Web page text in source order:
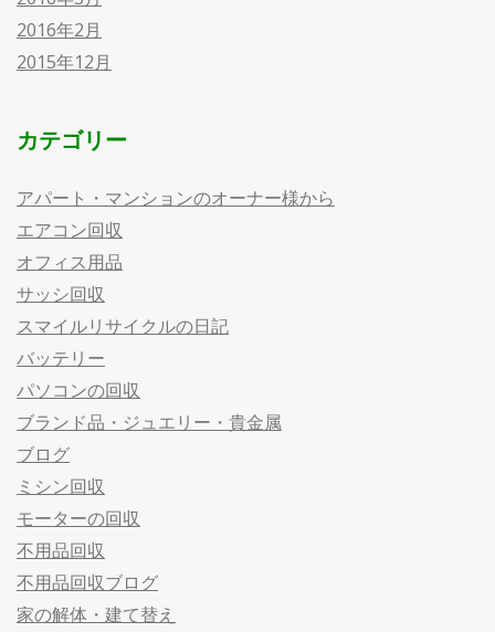
2016年2月
2015年12月
カテゴリー
アパート・マンションのオーナー様から
エアコン回収
オフィス用品
サッシ回収
スマイルリサイクルの日記
バッテリー
パソコンの回収
ブランド品・ジュエリー・貴金属
ブログ
ミシン回収
モーターの回収
不用品回収
不用品回収ブログ
家の解体・建て替え